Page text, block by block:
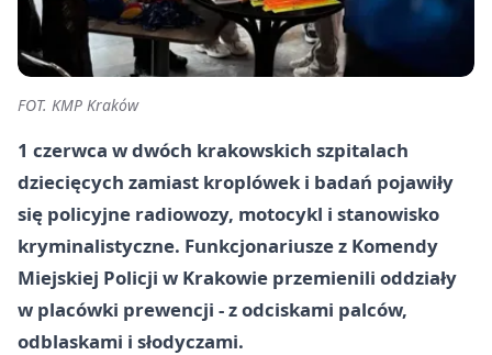
FOT. KMP Kraków
1 czerwca w dwóch krakowskich szpitalach
dziecięcych zamiast kroplówek i badań pojawiły
się policyjne radiowozy, motocykl i stanowisko
kryminalistyczne. Funkcjonariusze z Komendy
Miejskiej Policji w Krakowie przemienili oddziały
w placówki prewencji - z odciskami palców,
odblaskami i słodyczami.